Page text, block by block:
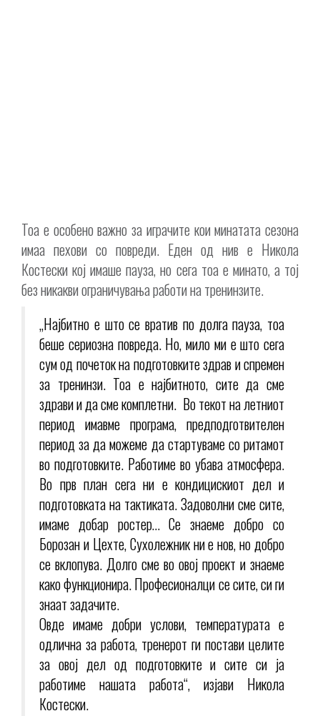
Тоа е особено важно за играчите кои минатата сезона
имаа пехови со повреди. Еден од нив е Никола
Костески кој имаше пауза, но сега тоа е минато, а тој
без никакви ограничувања работи на тренинзите.
„Најбитно е што се вратив по долга пауза, тоа
беше сериозна повреда. Но, мило ми е што сега
сум од почеток на подготовките здрав и спремен
за тренинзи. Тоа е најбитното, сите да сме
здрави и да сме комплетни. Во текот на летниот
период имавме програма, предподготвителен
период за да можеме да стартуваме со ритамот
во подготовките. Работиме во убава атмосфера.
Во прв план сега ни е кондицискиот дел и
подготовката на тактиката. Задоволни сме сите,
имаме добар ростер… Се знаеме добро со
Борозан и Цехте, Сухолежник ни е нов, но добро
се вклопува. Долго сме во овој проект и знаеме
како функционира. Професионалци се сите, си ги
знаат задачите.
Овде имаме добри услови, температурата е
одлична за работа, тренерот ги постави целите
за овој дел од подготовките и сите си ја
работиме нашата работа“, изјави Никола
Костески.